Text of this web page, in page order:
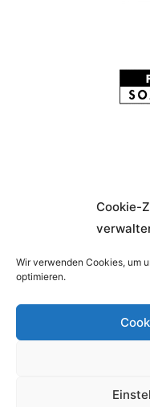
Cookie-
Wir verwenden Cookies, um
optimieren.